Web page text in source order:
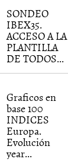
SONDEO
IBEX35.
ACCESO A LA
PLANTILLA
DE TODOS...
Graficos en
base 100
INDICES
Europa.
Evolución
year...